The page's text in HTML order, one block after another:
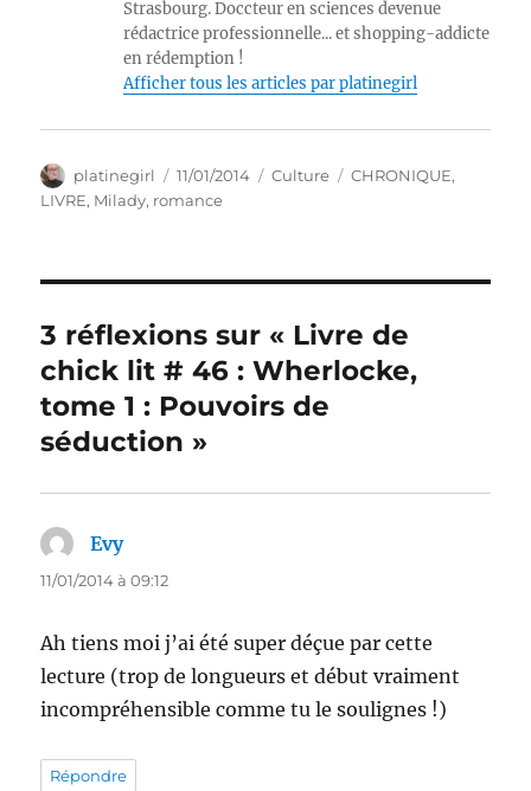
Strasbourg. Doccteur en sciences devenue
rédactrice professionnelle... et shopping-addicte
en rédemption !
Afficher tous les articles par platinegirl
Auteur
platinegirl
Publié
le
11/01/2014 Catégories
Culture Étiquettes
CHRONIQUE,
LIVRE, Milady, romance
3 réflexions sur « Livre de
chick lit # 46 : Wherlocke,
tome 1 : Pouvoirs de
séduction »
Evydit :
11/01/2014 à 09:12
Ah tiens moi j’ai été super déçue par cette
lecture (trop de longueurs et début vraiment
incompréhensible comme tu le soulignes !)
Répondre